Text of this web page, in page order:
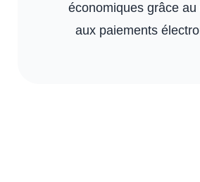
économiques grâce au
aux paiements